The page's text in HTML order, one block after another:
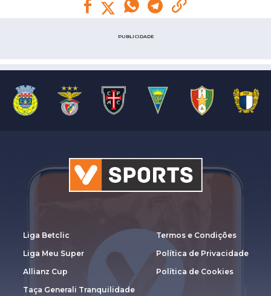
PUBLICIDADE
Liga Betclic
Liga Meu Super
Allianz Cup
Taça Generali Tranquilidade
Termos e Condições
Política de Privacidade
Política de Cookies